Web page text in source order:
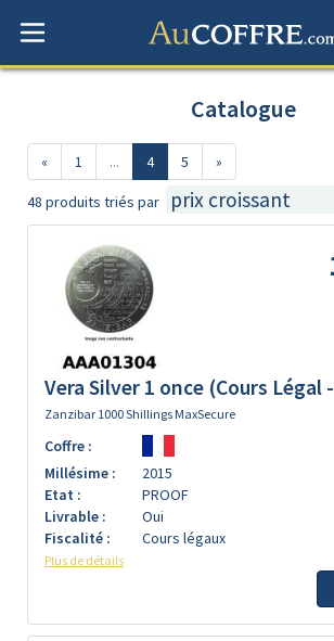
Catalogue
« 1 ... 4 5 »
48 produits triés par
Vera Silver 1 once (Cours Légal
Zanzibar 1000 Shillings MaxSecure
Coffre :
Millésime :
2015
Etat :
PROOF
Livrable :
Oui
Fiscalité :
Cours légaux
Plus de détails